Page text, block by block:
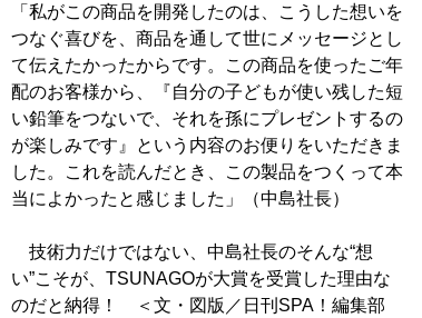
「私がこの商品を開発したのは、こうした想いを
つなぐ喜びを、商品を通して世にメッセージとし
て伝えたかったからです。この商品を使ったご年
配のお客様から、『自分の子どもが使い残した短
い鉛筆をつないで、それを孫にプレゼントするの
が楽しみです』という内容のお便りをいただきま
した。これを読んだとき、この製品をつくって本
当によかったと感じました」（中島社長）
技術力だけではない、中島社長のそんな“想
い”こそが、TSUNAGOが大賞を受賞した理由な
のだと納得！ ＜文・図版／日刊SPA！編集部